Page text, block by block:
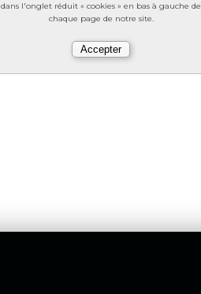
dans l'onglet réduit « cookies » en bas à gauche de
chaque page de notre site.